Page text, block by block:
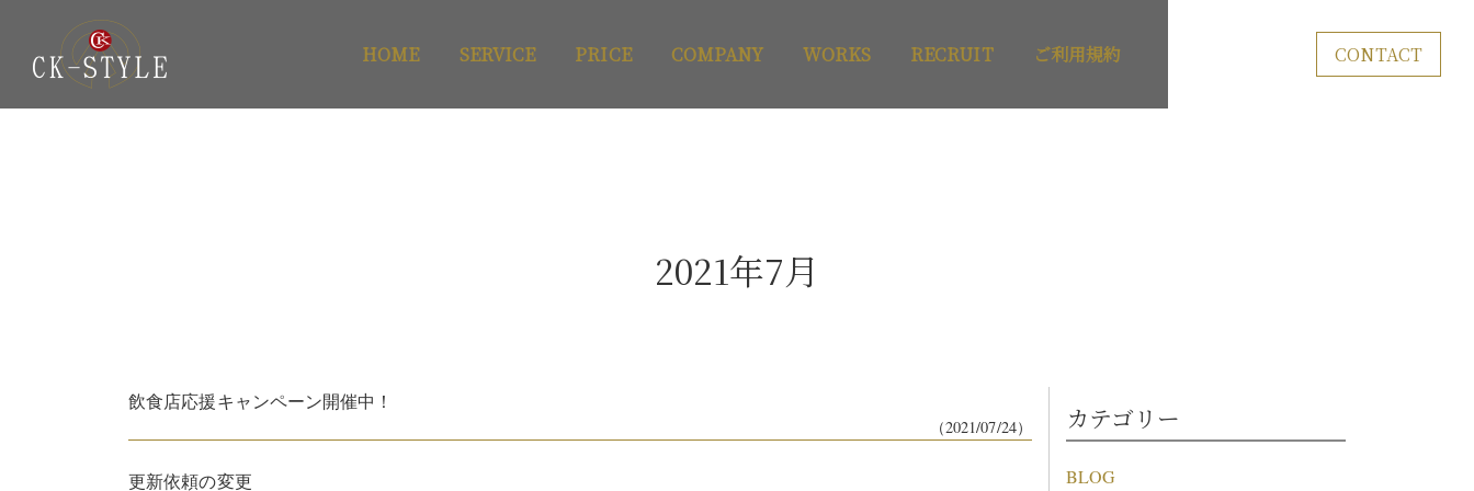
HOME SERVICE PRICE COMPANY WORKS RECRUIT ご利用規約 CONTACT
2021年7月
飲食店応援キャンペーン開催中！
（2021/07/24）
更新依頼の変更
カテゴリー
BLOG